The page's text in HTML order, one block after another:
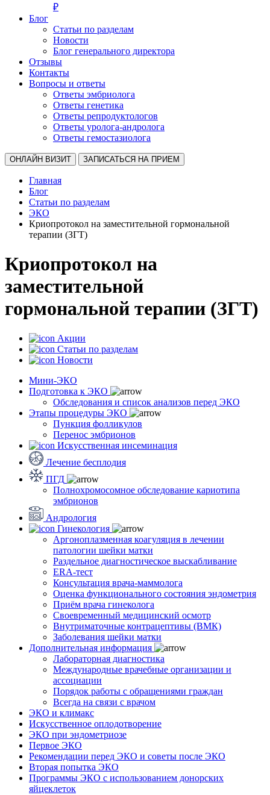
₽
Блог
Статьи по разделам
Новости
Блог генерального директора
Отзывы
Контакты
Вопросы и ответы
Ответы эмбриолога
Ответы генетика
Ответы репродуктологов
Ответы уролога-андролога
Ответы гемостазиолога
ОНЛАЙН ВИЗИТ ЗАПИСАТЬСЯ НА ПРИЕМ
Главная
Блог
Статьи по разделам
ЭКО
Криопротокол на заместительной гормональной
терапии (ЗГТ)
Криопротокол на
заместительной
гормональной терапии (ЗГТ)
Акции
Статьи по разделам
Новости
Мини-ЭКО
Подготовка к ЭКО
Обследования и список анализов перед ЭКО
Этапы процедуры ЭКО
Пункция фолликулов
Перенос эмбрионов
Искусственная инсеминация
Лечение бесплодия
ПГД
Полнохромосомное обследование кариотипа
эмбрионов
Андрология
Гинекология
Аргоноплазменная коагуляция в лечении
патологии шейки матки
Раздельное диагностическое выскабливание
ERA-тест
Консультация врача-маммолога
Оценка функционального состояния эндометрия
Приём врача гинеколога
Своевременный медицинский осмотр
Внутриматочные контрацептивы (ВМК)
Заболевания шейки матки
Дополнительная информация
Лабораторная диагностика
Международные врачебные организации и
ассоциации
Порядок работы с обращениями граждан
Всегда на связи с врачом
ЭКО и климакс
Искусственное оплодотворение
ЭКО при эндометриозе
Первое ЭКО
Рекомендации перед ЭКО и советы после ЭКО
Вторая попытка ЭКО
Программы ЭКО с использованием донорских
яйцеклеток